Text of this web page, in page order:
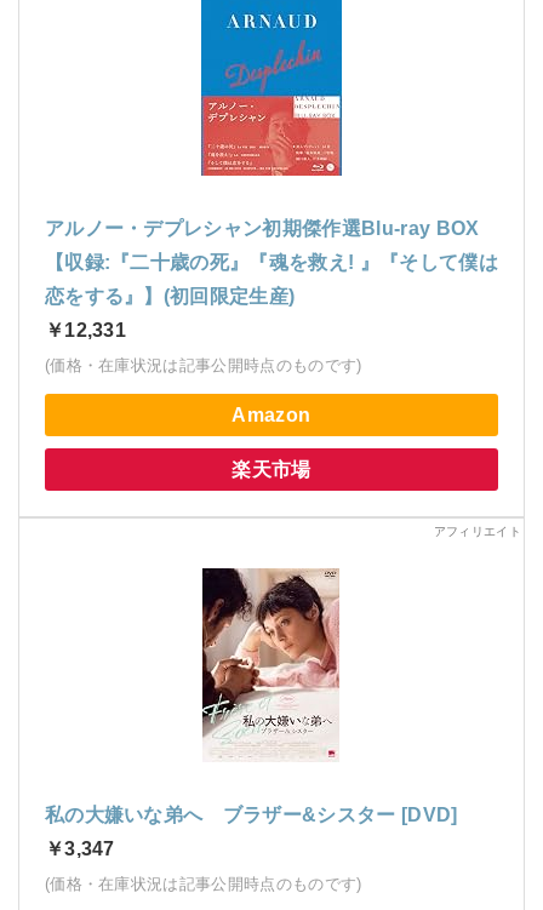
アルノー・デプレシャン初期傑作選Blu-ray BOX
【収録:『二十歳の死』『魂を救え! 』『そして僕は
恋をする』】(初回限定生産)
￥12,331
(価格・在庫状況は記事公開時点のものです)
Amazon
楽天市場
私の大嫌いな弟へ ブラザー&シスター [DVD]
￥3,347
(価格・在庫状況は記事公開時点のものです)